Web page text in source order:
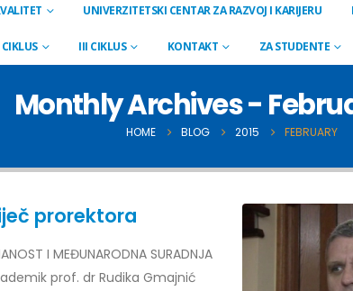
UNIVERZITETSKI CENTAR ZA RAZVOJ I KARIJERU
III CIKLUS KONTAKT ZA STUDENTE
Monthly Archives -
HOME BLOG 2015 FEBRUARY
prorektora
I MEĐUNARODNA SURADNJA
prof. dr Rudika Gmajnić